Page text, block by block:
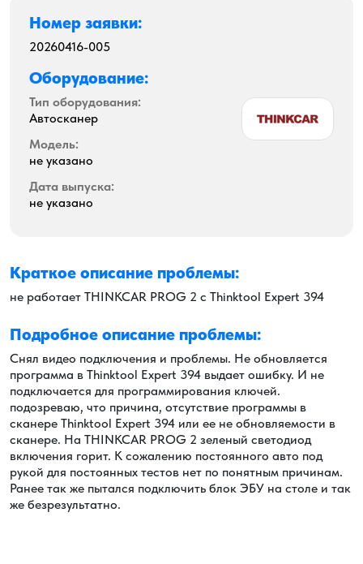
Номер заявки:
20260416-005
Оборудование:
Тип оборудования:
Автосканер
Модель:
не указано
Дата выпуска:
не указано
Краткое описание проблемы:
не работает THINKCAR PROG 2 с Thinktool Expert 394
Подробное описание проблемы:
Снял видео подключения и проблемы. Не обновляется
программа в Thinktool Expert 394 выдает ошибку. И не
подключается для программирования ключей.
подозреваю, что причина, отсутствие программы в
сканере Thinktool Expert 394 или ее не обновляемости в
сканере. На THINKCAR PROG 2 зеленый светодиод
включения горит. К сожалению постоянного авто под
рукой для постоянных тестов нет по понятным причинам.
Ранее так же пытался подключить блок ЭБУ на столе и так
же безрезультатно.